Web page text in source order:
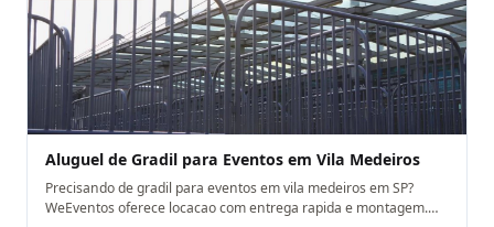
Aluguel de Gradil para Eventos em Vila Medeiros
Precisando de gradil para eventos em vila medeiros em SP?
WeEventos oferece locacao com entrega rapida e montagem.